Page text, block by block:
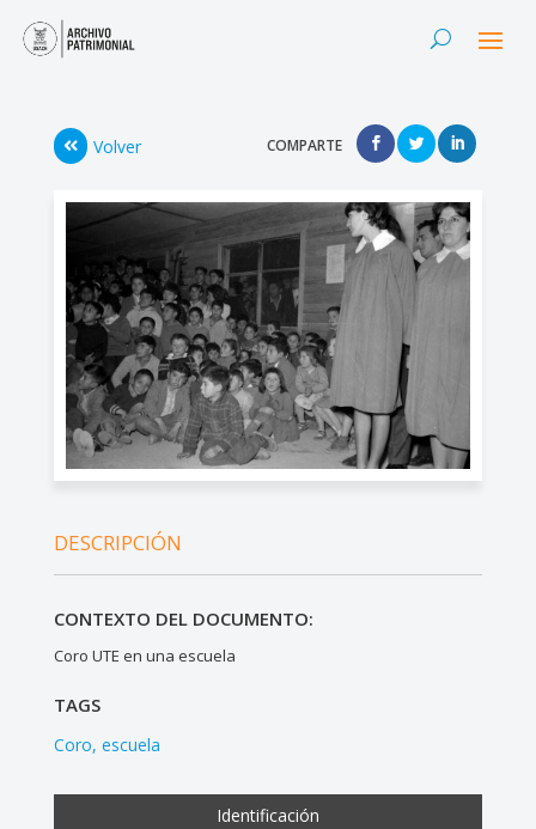
Volver COMPARTE
DESCRIPCIÓN
CONTEXTO DEL DOCUMENTO:
Coro UTE en una escuela
TAGS
Coro escuela
Identificación